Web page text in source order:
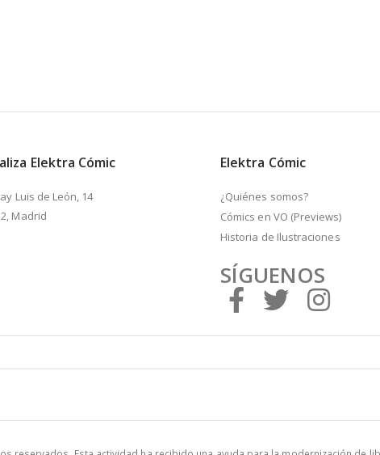
Elektra Cómic
Luis de León, 14
Madrid
Elektra Cómic
¿Quiénes somos?
Cómics en VO (Previews)
Historia de Ilustraciones
SÍGUENOS